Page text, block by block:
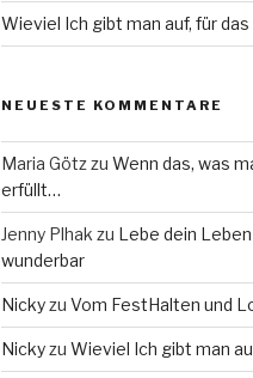
Wieviel Ich gibt man auf, für das
NEUESTE KOMMENTARE
Maria Götzzu Wenn das, was
erfüllt…
Jenny Plhak zu Lebe dein
wunderbar
Nickyzu Vom FestHalten und
Nickyzu Wieviel Ich gibt man